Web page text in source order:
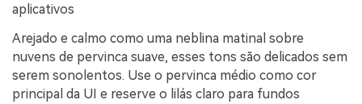
aplicativos
Arejado e calmo como uma neblina matinal sobre
nuvens de pervinca suave, esses tons são delicados sem
serem sonolentos. Use o pervinca médio como cor
principal da UI e reserve o lilás claro para fundos